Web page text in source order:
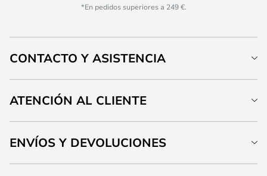
*En pedidos superiores a 249 €.
CONTACTO Y ASISTENCIA
ATENCIÓN AL CLIENTE
ENVÍOS Y DEVOLUCIONES